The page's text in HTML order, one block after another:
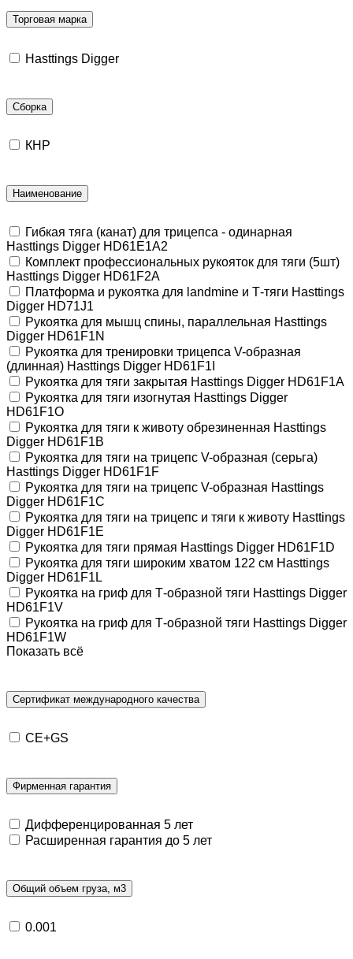
Торговая марка
Hasttings Digger
Сборка
КНР
Наименование
Гибкая тяга (канат) для трицепса - одинарная
Hasttings Digger HD61E1A2
Комплект профессиональных рукояток для тяги (5шт)
Hasttings Digger HD61F2A
Платформа и рукоятка для landmine и Т-тяги Hasttings
Digger HD71J1
Рукоятка для мышц спины, параллельная Hasttings
Digger HD61F1N
Рукоятка для тренировки трицепса V-образная
(длинная) Hasttings Digger HD61F1I
Рукоятка для тяги закрытая Hasttings Digger HD61F1A
Рукоятка для тяги изогнутая Hasttings Digger
HD61F1O
Рукоятка для тяги к животу обрезиненная Hasttings
Digger HD61F1B
Рукоятка для тяги на трицепс V-образная (cерьга)
Hasttings Digger HD61F1F
Рукоятка для тяги на трицепс V-образная Hasttings
Digger HD61F1C
Рукоятка для тяги на трицепс и тяги к животу Hasttings
Digger HD61F1E
Рукоятка для тяги прямая Hasttings Digger HD61F1D
Рукоятка для тяги широким хватом 122 см Hasttings
Digger HD61F1L
Рукоятка на гриф для Т-образной тяги Hasttings Digger
HD61F1V
Рукоятка на гриф для Т-образной тяги Hasttings Digger
HD61F1W
Показать всё
Сертификат международного качества
CE+GS
Фирменная гарантия
Дифференцированная 5 лет
Расширенная гарантия до 5 лет
Общий объем груза, м3
0.001